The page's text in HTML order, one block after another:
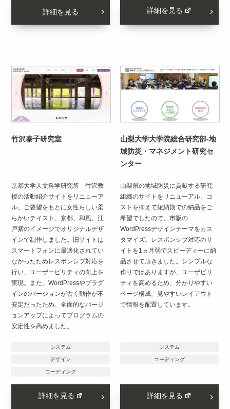
詳細を見る 詳細を見る
竹沢泰子研究室
京都大学人文科学研究所 竹沢教
授の活動紹介サイトをリニューア
ル。ご要望をもとに女性らしい柔
らかいテイスト、京都、和風、江
戸紫のイメージでオリジナルデザ
インで制作しました。旧サイトは
スマートフォンに最適化されてい
なかったためレスポンシブ対応を
行い、ユーザービリティの向上を
実現。また、WordPressやプラグ
インのバージョンが古く動作が不
安定だったため、全面的なバージ
ョンアップによってプログラムの
安定性を高めました。
システム
デザイン
コーディング
詳細を見る
山梨大学大学院総合研究部-地
域防災・マネジメント研究セ
ンター
山梨県の地域防災に貢献する研究
組織のサイトをリニューアル。コ
ストを抑えて短納期での納品をご
希望でしたので、市販の
WordPressデザインテーマをカス
タマイズ。レスポンシブ対応のサ
イトを1ヵ月弱でスピーディーに納
品させて頂きました。シンプルな
作りではありますが、ユーザビリ
ティを高めるため、分かりやすい
ページ構成、見やすいレイアウト
で情報を配置しています。
システム
コーディング
詳細を見る